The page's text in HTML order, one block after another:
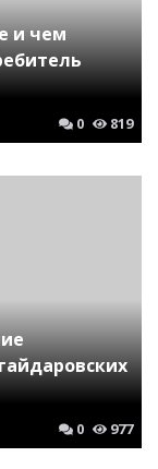
и чем
0 819
0 977